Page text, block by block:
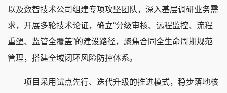
以及数智技术公司组建专项攻坚团队，深入基层调研业务需
求，开展多轮技术论证，确立“分级审核、远程监控、流程
重塑、监管全覆盖”的建设路径，聚焦合同全生命周期规范
管理，搭建全域闭环风险防控体系。
项目采用试点先行、迭代升级的推进模式，稳步落地核